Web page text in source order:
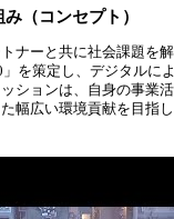
（コンセプト）
ナーと共に社会課題を
を策定し、デジタルに
ションは、自身の事業
幅広い環境貢献を目指し